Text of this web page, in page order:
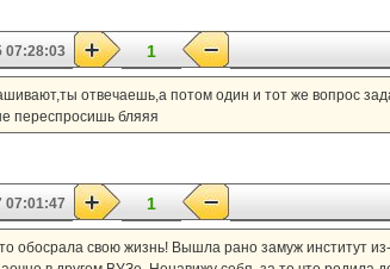
07:28:03 1
отвечаешь,а потом один и тот же вопрос
переспросишь бляяя
07:01:47 1
обосрала свою жизнь! Вышла рано замуж институт